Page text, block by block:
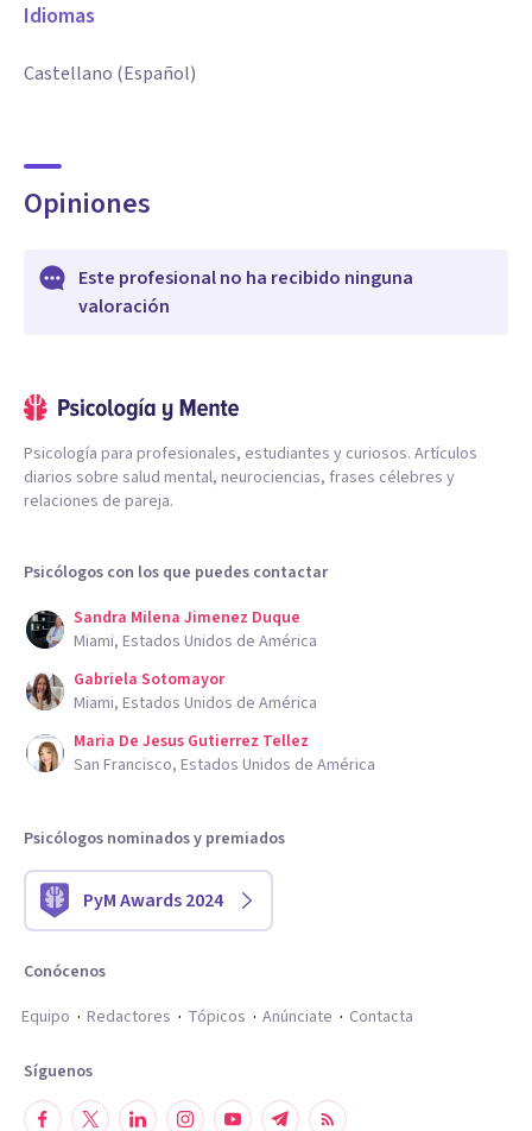
Idiomas
Castellano (Español)
Opiniones
Este profesional no ha recibido ninguna
valoración
Psicología para profesionales, estudiantes y curiosos. Artículos
diarios sobre salud mental, neurociencias, frases célebres y
relaciones de pareja.
Psicólogos con los que puedes contactar
Sandra Milena Jimenez Duque
Miami, Estados Unidos de América
Gabriela Sotomayor
Miami, Estados Unidos de América
Maria De Jesus Gutierrez Tellez
San Francisco, Estados Unidos de América
Psicólogos nominados y premiados
PyM Awards 2024
Conócenos
Equipo
Redactores Tópicos Anúnciate Contacta
Síguenos